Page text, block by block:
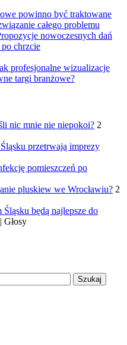
powinno być traktowane
całego problemu
nowoczesnych dań
chrzcie
profesjonalne wizualizacje
targi branżowe?
nic mnie nie niepokoi? 2
przetrwają imprezy
pomieszczeń po
pluskiew we Wrocławiu? 2
będą najlepsze do
| Głosy